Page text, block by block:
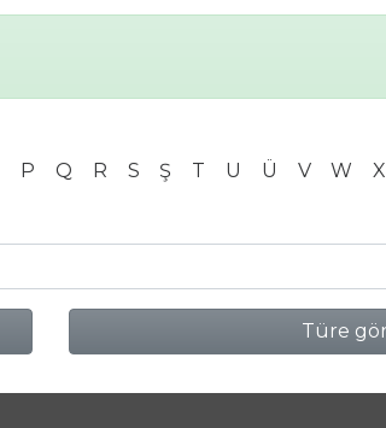
P Q R S Ş T U Ü V W X
Türe